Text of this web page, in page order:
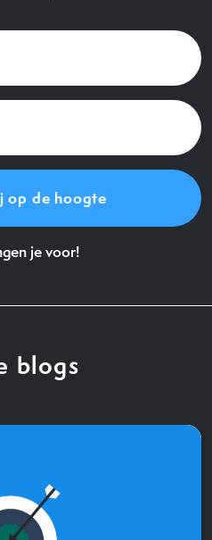
je voor!
blogs